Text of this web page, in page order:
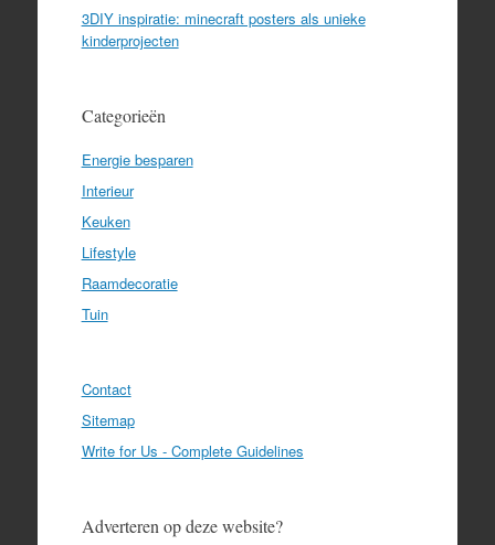
3DIY inspiratie: minecraft posters als unieke
kinderprojecten
Categorieën
Energie besparen
Interieur
Keuken
Lifestyle
Raamdecoratie
Tuin
Contact
Sitemap
Write for Us - Complete Guidelines
Adverteren op deze website?